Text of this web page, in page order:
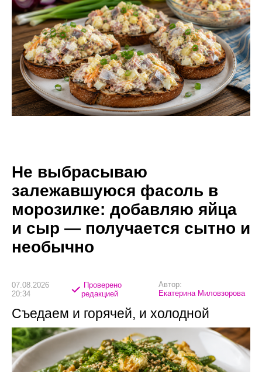
Не выбрасываю
залежавшуюся фасоль в
морозилке: добавляю яйца
и сыр — получается сытно и
необычно
07.08.2026
20:34
Проверено
редакцией
Автор:
Екатерина Миловзорова
Съедаем и горячей, и холодной